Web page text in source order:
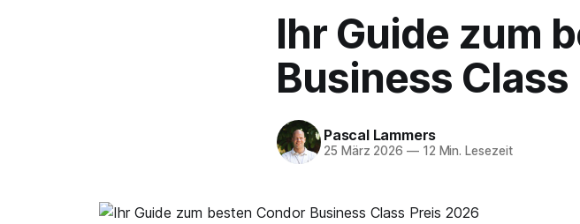
Ihr Guide zum
Business
Pascal Lammers
25 März 2026 —12 Min. Lesezeit